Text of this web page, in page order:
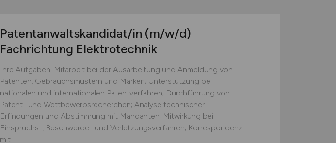
Patentanwaltskandidat/in (m/w/d)
Fachrichtung Elektrotechnik
Ihre Aufgaben: Mitarbeit bei der Ausarbeitung und Anmeldung von
Patenten, Gebrauchsmustern und Marken; Unterstützung bei
nationalen und internationalen Patentverfahren; Durchführung von
Patent- und Wettbewerbsrecherchen; Analyse technischer
Erfindungen und Abstimmung mit Mandanten; Mitwirkung bei
Einspruchs-, Beschwerde- und Verletzungsverfahren; Korrespondenz
mit...